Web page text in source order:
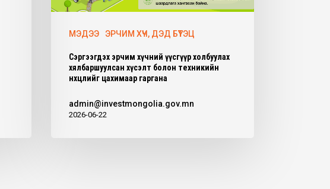
МЭДЭЭ ЭРЧИМ ХҮЧ, ДЭД БҮТЭЦ
Сэргээгдэх эрчим хүчний үүсгүүр холбуулах
хялбаршуулсан хүсэлт болон техникийн
нөхцөлийг цахимаар гаргана
admin@investmongolia.gov.mn
2026-06-22